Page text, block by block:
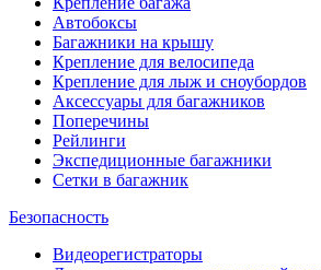
Автобоксы
Багажники на крышу
Крепление для велосипеда
Крепление для лыж и сноубордов
Аксессуары для багажников
Поперечины
Рейлинги
Экспедиционные багажники
Сетки в багажник
Безопасность
Видеорегистраторы